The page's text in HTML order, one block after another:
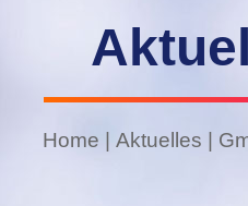
Home Aktuelles